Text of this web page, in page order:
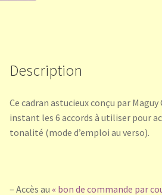
Description
Ce cadran astucieux conçu par
instant les 6 accords à utiliser pour
tonalité (mode d’emploi au verso).
– Accès au « bon de commande par